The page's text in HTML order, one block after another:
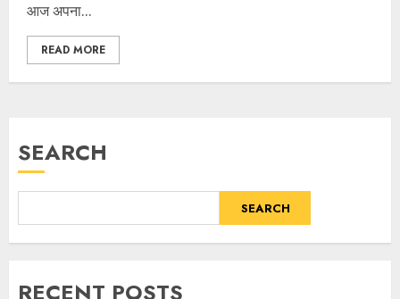
आज अपना...
READ MORE
SEARCH
SEARCH
RECENT POSTS